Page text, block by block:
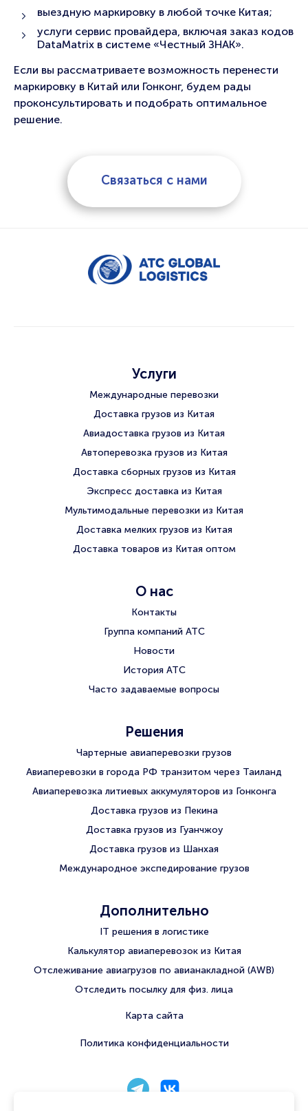
выездную маркировку в любой точке Китая;
услуги сервис провайдера, включая заказ кодов
DataMatrix в системе «Честный ЗНАК».
Если вы рассматриваете возможность перенести
маркировку в Китай или Гонконг, будем рады
проконсультировать и подобрать оптимальное
решение.
Связаться с нами
Услуги
Международные перевозки
Доставка грузов из Китая
Авиадоставка грузов из Китая
Автоперевозка грузов из Китая
Доставка сборных грузов из Китая
Экспресс доставка из Китая
Мультимодальные перевозки из Китая
Доставка мелких грузов из Китая
Доставка товаров из Китая оптом
О нас
Контакты
Группа компаний АТС
Новости
История АТС
Часто задаваемые вопросы
Решения
Чартерные авиаперевозки грузов
Авиаперевозки в города РФ транзитом через Таиланд
Авиаперевозка литиевых аккумуляторов из Гонконга
Доставка грузов из Пекина
Доставка грузов из Гуанчжоу
Доставка грузов из Шанхая
Международное экспедирование грузов
Дополнительно
IT решения в логистике
Калькулятор авиаперевозок из Китая
Отслеживание авиагрузов по авианакладной (AWB)
Отследить посылку для физ. лица
Карта сайта
Политика конфиденциальности